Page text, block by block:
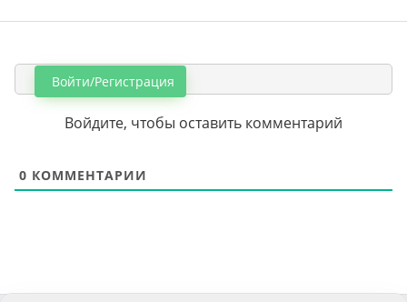
Войти/Регистрация
Войдите, чтобы оставить комментарий
0 КОММЕНТАРИИ